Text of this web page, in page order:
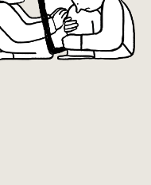
depressão e
agitação com
pensamentos